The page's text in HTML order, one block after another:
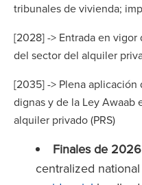
tribunales de vivienda;
[2028] -> Entrada en
del sector del alquiler
[2035] -> Plena
dignas y de la Ley Awaab
alquiler privado (PRS)
Finales de
centralized